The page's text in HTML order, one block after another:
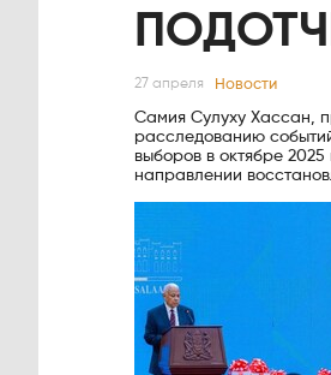
27 апреля Новости
Самия Сулуху Хассан,
расследованию
выборов в октябре
направлении